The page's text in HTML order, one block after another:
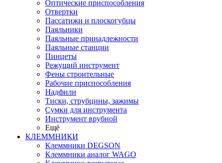
Оптические приспособления
Отвертки
Пассатижи и плоскогубцы
Паяльники
Паяльные принадлежности
Паяльные станции
Пинцеты
Режущий инструмент
Фены строительные
Рабочие приспособления
Надфили
Тиски, струбцины, зажимы
Сумки для инструмента
Инструмент врубной
Ещё
КЛЕММНИКИ
Клеммники DEGSON
Клеммники аналог WAGO